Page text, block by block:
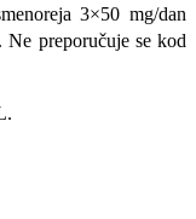
3×50 mg/dan
preporučuje se kod